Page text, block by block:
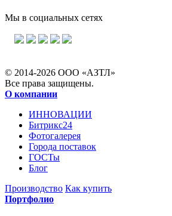
Мы в социальных сетях
© 2014-2026 ООО «АЗТЛ»
Все права защищены.
О компании
ИННОВАЦИИ
Битрикс24
Фотогалерея
Города поставок
ГОСТы
Блог
Производство Как купить
Портфолио